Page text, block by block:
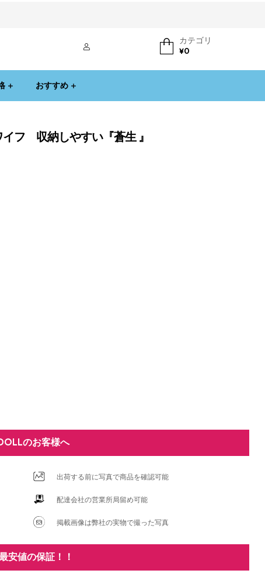
カテゴリ
¥0
おすすめ
フ 収納しやすい『蒼生 』
のお客様へ
出荷する前に写真で商品を確認可能
配達会社の営業所局留め可能
掲載画像は弊社の実物で撮った写真
安値の保証！！